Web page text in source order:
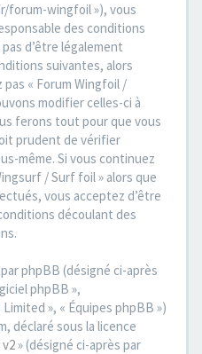
forum-wingfoil »), vous
des conditions
d’être légalement
suivantes, alors
pas « Forum Wingfoil /
modifier celles-ci à
ferons tout pour que vous
prudent de vérifier
même. Si vous continuez
/ Surf foil » alors que
vous acceptez d’être
découlant des
phpBB (désigné ci-après
phpBB »,
», « Équipes phpBB »)
déclaré sous la licence
» (désigné ci-après par